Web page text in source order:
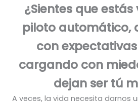
¿Sientes que
piloto automático,
con
cargando con
dejan ser tú
A veces, la vida necesita darnos